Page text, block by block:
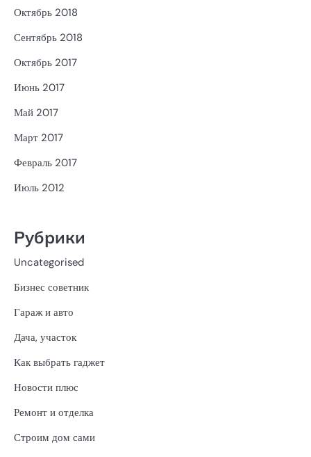
Октябрь 2018
Сентябрь 2018
Октябрь 2017
Июнь 2017
Май 2017
Март 2017
Февраль 2017
Июль 2012
Рубрики
Uncategorised
Бизнес советник
Гараж и авто
Дача, участок
Как выбрать гаджет
Новости плюс
Ремонт и отделка
Строим дом сами